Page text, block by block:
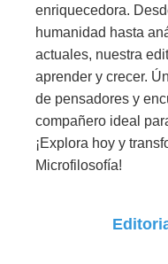
enriquecedora.
humanidad hasta
actuales, nuestra
aprender y crecer.
de pensadores y
compañero ideal
¡Explora hoy y
Microfilosofía!